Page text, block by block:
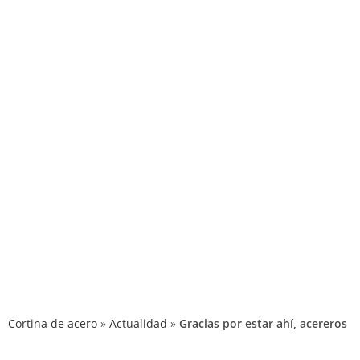
Cortina de acero » Actualidad » Gracias por estar ahí, acereros